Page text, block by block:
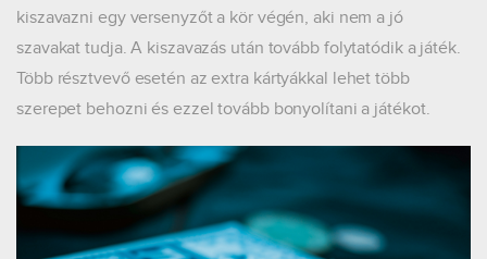
kiszavazni egy versenyzőt a kör végén, aki nem a jó
szavakat tudja. A kiszavazás után tovább folytatódik a játék.
Több résztvevő esetén az extra kártyákkal lehet több
szerepet behozni és ezzel tovább bonyolítani a játékot.